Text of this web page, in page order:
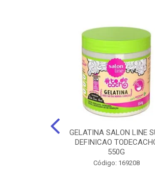
GELATINA SALON LINE
DEFINICAO
550G
Código: 169208